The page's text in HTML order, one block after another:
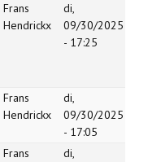
Frans
Hendrickx
di,
09/30/2025
- 17:25
Frans
Hendrickx
di,
09/30/2025
- 17:05
Frans
di,